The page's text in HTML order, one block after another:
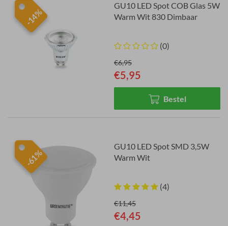
-14%
GU10 LED Spot COB Glas 5W
Warm Wit 830 Dimbaar
(0)
€6,95
€5,95
Bestel
-61%
GU10 LED Spot SMD 3,5W
Warm Wit
(4)
€11,45
€4,45